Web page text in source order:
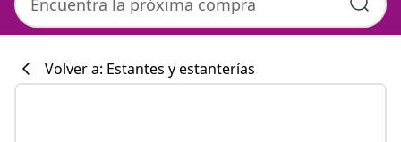
Volver a: Estantes y estanterías